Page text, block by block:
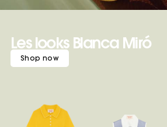
Les looks Blanca Miró
Shop now